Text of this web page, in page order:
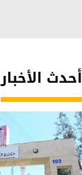
أحدث الأخبار